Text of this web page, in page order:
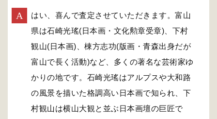
はい、喜んで査定させていただきます。富山
県は石崎光瑤(日本画・文化勲章受章)、下村
観山(日本画)、棟方志功(版画・青森出身だが
富山で長く活動)など、多くの著名な芸術家ゆ
かりの地です。石崎光瑤はアルプスや大和路
の風景を描いた格調高い日本画で知られ、下
村観山は横山大観と並ぶ日本画壇の巨匠で